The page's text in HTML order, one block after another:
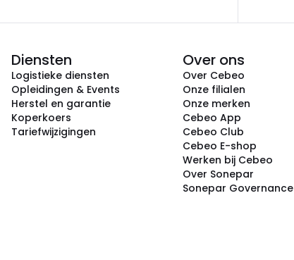
Diensten
Logistieke diensten
Opleidingen & Events
Herstel en garantie
Koperkoers
Tariefwijzigingen
Over ons
Over Cebeo
Onze filialen
Onze merken
Cebeo App
Cebeo Club
Cebeo E-shop
Werken bij Cebeo
Over Sonepar
Sonepar Governance